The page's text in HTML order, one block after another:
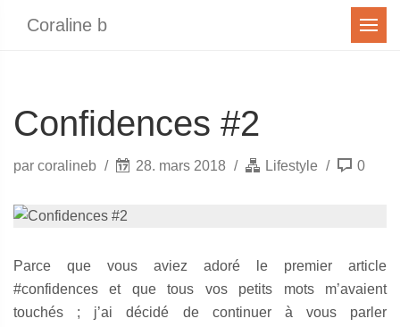
Coraline b Menu
Confidences #2
par coralineb 28. mars 2018 Lifestyle 0
Parce que vous aviez adoré le premier article
#confidences et que tous vos petits mots m’avaient
touchés ; j’ai décidé de continuer à vous parler